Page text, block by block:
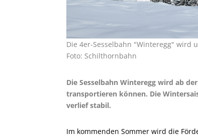
Die 4er-Sesselbahn "Winteregg" wird
Foto: Schilthornbahn
Die Sesselbahn Winteregg wird ab
transportieren können. Die
verlief stabil.
Im kommenden Sommer wird die